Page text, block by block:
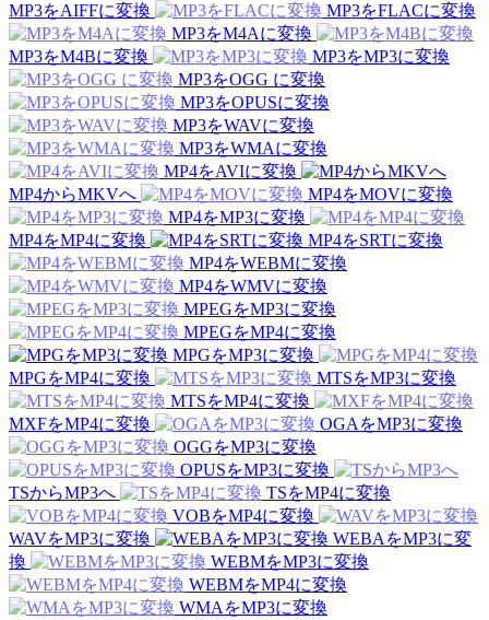
MP3をAIFFに変換
MP3をFLACに変換
MP3をM4Aに変換
MP3をM4Bに変換
MP3をMP3に変換
MP3をOGG に変換
MP3をOPUSに変換
MP3をWAVに変換
MP3をWMAに変換
MP4をAVIに変換
MP4からMKVへ
MP4をMOVに変換
MP4をMP3に変換
MP4をMP4に変換
MP4をSRTに変換
MP4をWEBMに変換
MP4をWMVに変換
MPEGをMP3に変換
MPEGをMP4に変換
MPGをMP3に変換
MPGをMP4に変換
MTSをMP3に変換
MTSをMP4に変換
MXFをMP4に変換
OGAをMP3に変換
OGGをMP3に変換
OPUSをMP3に変換
TSからMP3へ
TSをMP4に変換
VOBをMP4に変換
WAVをMP3に変換
WEBAをMP3に変
換
WEBMをMP3に変換
WEBMをMP4に変換
WMAをMP3に変換